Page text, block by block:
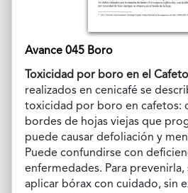
Avance 045 Boro
Toxicidad por boro en el
realizados en cenicafé se
toxicidad por boro en cafetos:
bordes de hojas viejas que
puede causar defoliación y
Puede confundirse con
enfermedades. Para
aplicar bórax con cuidado, sin